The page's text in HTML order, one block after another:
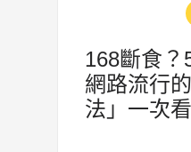
168斷食？
網路流行
法」一次看